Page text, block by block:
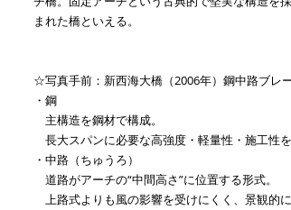
まれた橋といえる。
☆写真手前：新西海大橋（2006年）鋼中路ブレ
・鋼
主構造を鋼材で構成。
長大スパンに必要な高強度・軽量性・施工性を
・中路（ちゅうろ）
道路がアーチの“中間高さ”に位置する形式。
上路式よりも風の影響を受けにくく、景観的